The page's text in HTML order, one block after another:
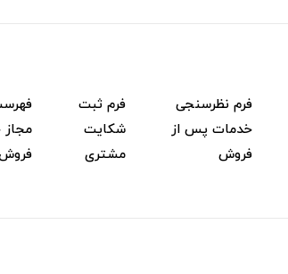
فرم نظرسنجی
خدمات پس از
فروش
فرم ثبت
شکایت
مشتری